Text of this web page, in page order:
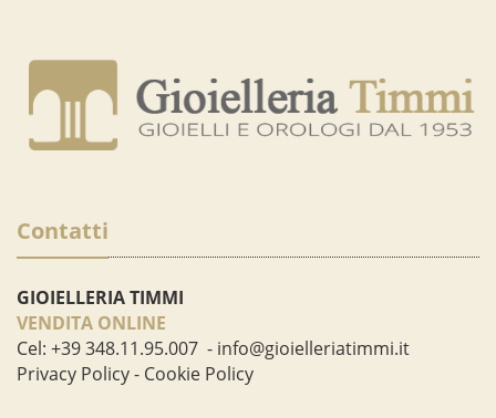
Contatti
GIOIELLERIA TIMMI
VENDITA ONLINE
Cel: +39 348.11.95.007 - info@gioielleriatimmi.it
Privacy Policy- Cookie Policy